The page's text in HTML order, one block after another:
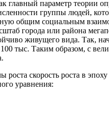
главный параметр теории
группы людей,
общим социальным
города или района
живущего вида. Так,
тыс. Таким образом, с
скорость роста в
уравнения: